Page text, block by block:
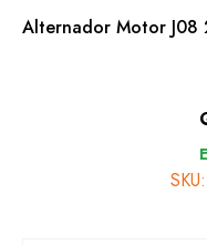
Alternador Motor J08